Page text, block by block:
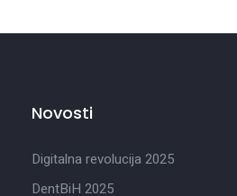
Novosti
Digitalna revolucija 2025
DentBiH 2025